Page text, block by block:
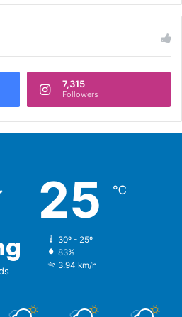
7,315
Followers
25 ℃
30º - 25º
83%
3.94 km/h